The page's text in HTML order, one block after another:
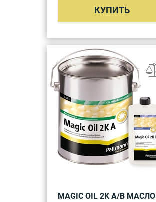
КУПИТЬ
MAGIC OIL 2K A/B МАСЛО